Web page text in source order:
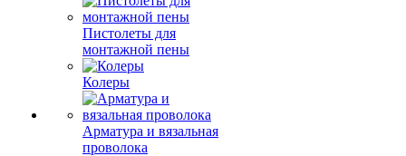
Пистолеты для
монтажной пены
Колеры
Арматура и вязальная
проволока